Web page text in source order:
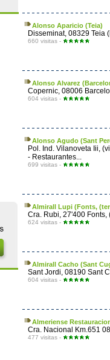
Alonso Aparicio (Teia)
Disseminat, 08329 Teia
660 visitas -
Alonso Alvarez
Copernic, 08006
604 visitas -
Alonso Agudo (Sant
Pol. Ind. Vilanoveta Iii,
- Restaurantes...
699 visitas -
Almirall Lupi (Fonts,
Cra. Rubi, 27'400
624 visitas -
Almirall Cacho (Sant
Sant Jordi, 08190 Sant
604 visitas -
Almeriense
Cra. Nacional Km.651
477 visitas -